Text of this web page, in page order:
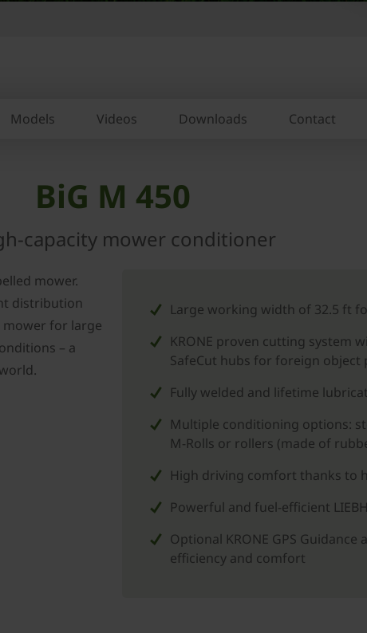
Models Videos Downloads Contact
BiG M 450
capacity mower conditioner
mower.
distribution
mower for large
– a
Large working width of 32.5 ft
KRONE proven cutting system
SafeCut hubs for foreign object
Fully welded and lifetime
Multiple conditioning options:
M-Rolls or rollers (made of
High driving comfort thanks to
Powerful and fuel-efficient
Optional KRONE GPS
efficiency and comfort